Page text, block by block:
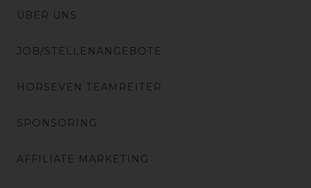
ÜBER UNS
JOB/STELLENANGEBOTE
HORSEVEN TEAMREITER
SPONSORING
AFFILIATE MARKETING